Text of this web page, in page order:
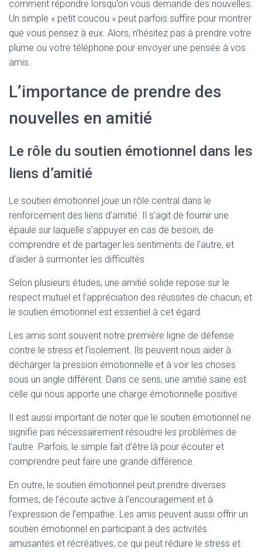
comment répondre lorsqu’on vous demande des nouvelles.
Un simple « petit coucou » peut parfois suffire pour montrer
que vous pensez à eux. Alors, n’hésitez pas à prendre votre
plume ou votre téléphone pour envoyer une pensée à vos
amis.
L’importance de prendre des
nouvelles en amitié
Le rôle du soutien émotionnel dans les
liens d’amitié
Le soutien émotionnel joue un rôle central dans le
renforcement des liens d’amitié. Il s’agit de fournir une
épaule sur laquelle s’appuyer en cas de besoin, de
comprendre et de partager les sentiments de l’autre, et
d’aider à surmonter les difficultés.
Selon plusieurs études, une amitié solide repose sur le
respect mutuel et l’appréciation des réussites de chacun, et
le soutien émotionnel est essentiel à cet égard.
Les amis sont souvent notre première ligne de défense
contre le stress et l’isolement. Ils peuvent nous aider à
décharger la pression émotionnelle et à voir les choses
sous un angle différent. Dans ce sens, une amitié saine est
celle qui nous apporte une charge émotionnelle positive.
Il est aussi important de noter que le soutien émotionnel ne
signifie pas nécessairement résoudre les problèmes de
l’autre. Parfois, le simple fait d’être là pour écouter et
comprendre peut faire une grande différence.
En outre, le soutien émotionnel peut prendre diverses
formes, de l’écoute active à l’encouragement et à
l’expression de l’empathie. Les amis peuvent aussi offrir un
soutien émotionnel en participant à des activités
amusantes et récréatives, ce qui peut réduire le stress et